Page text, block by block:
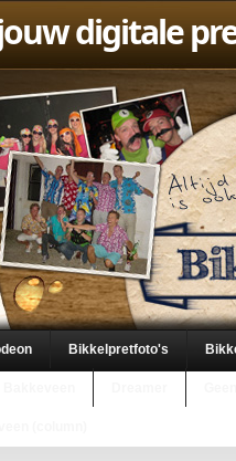
digitale
Bikkelpretfoto's